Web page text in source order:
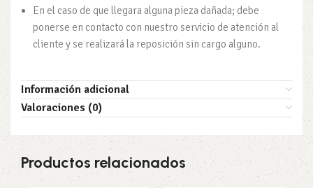
En el caso de que llegara alguna pieza dañada; debe
ponerse en contacto con nuestro servicio de atención al
cliente y se realizará la reposición sin cargo alguno.
Información adicional
Valoraciones (0)
Productos relacionados